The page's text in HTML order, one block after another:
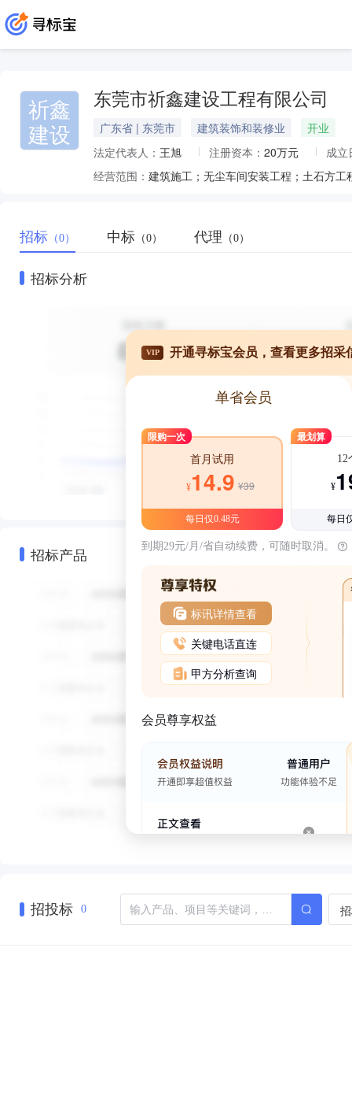
祈鑫
建设
东莞市祈鑫建设工程有限公司
广东省 | 东莞市 建筑装饰和装修业
开业
法定代表人： 王旭 注册资本： 20万元
成立
经营范围：
招标 （0） 中标 （0） 代理 （0）
招标分析
招标产品
VIP 开通寻标宝会员，查看更多招采
单省会员
限购一次
首月试用
¥14.9 ¥39
每日仅0.48元
最划算
12
¥
每日
到期29元/月/省自动续费，可随时取消。
标讯详情查看
关键电话直连
甲方分析查询
会员尊享权益
招投标 0